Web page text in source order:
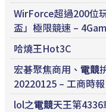
WirForce超過200位
盃」極限競速 –
哈燒王Hot3C
宏碁聚焦商用、 電競
20220125 – 工商時報
lol之電競天王第